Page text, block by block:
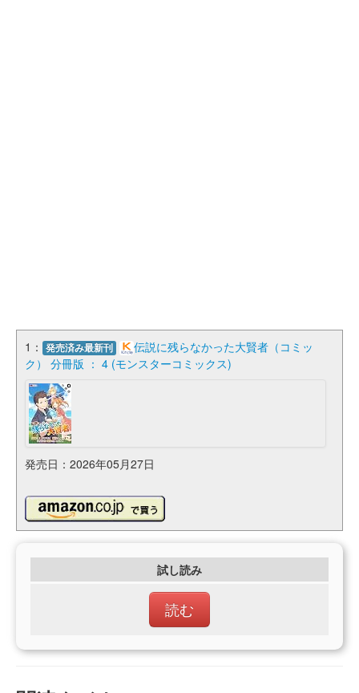
1： 発売済み最新刊
伝説に残らなかった大賢者（コミッ
ク） 分冊版 ： 4 (モンスターコミックス)
発売日：2026年05月27日
試し読み
読む